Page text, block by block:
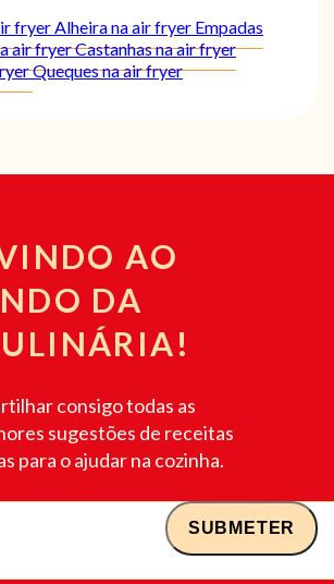
fryerAlheira na air fryer Empadas
air fryerCastanhas na air fryer
Queques na air fryer
AO
DA
consigo todas as
sugestões de receitas
para o ajudar na cozinha.